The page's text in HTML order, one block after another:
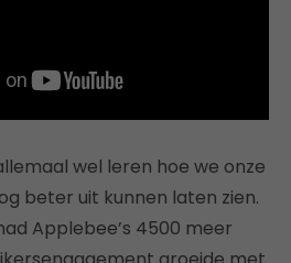
wel leren hoe we onze
beter uit kunnen laten zien.
Applebee’s 4500 meer